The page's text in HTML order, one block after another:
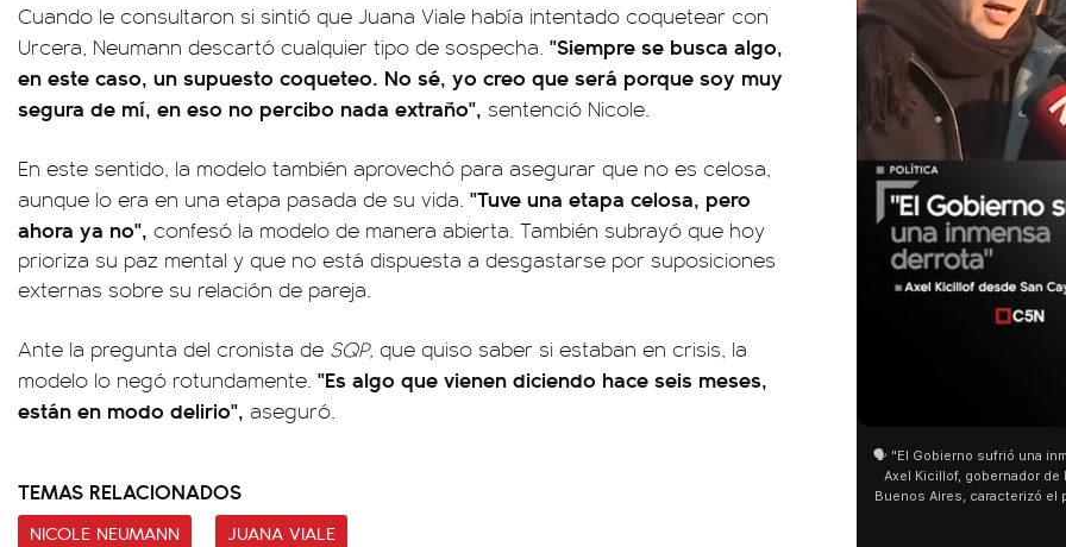
Cuando le consultaron si sintió que Juana Viale había intentado coquetear con
Urcera, Neumann descartó cualquier tipo de sospecha. "Siempre se busca algo,
en este caso, un supuesto coqueteo. No sé, yo creo que será porque soy muy
segura de mí, en eso no percibo nada extraño", sentenció Nicole.
En este sentido, la modelo también aprovechó para asegurar que no es celosa,
aunque lo era en una etapa pasada de su vida. "Tuve una etapa celosa, pero
ahora ya no", confesó la modelo de manera abierta. También subrayó que hoy
prioriza su paz mental y que no está dispuesta a desgastarse por suposiciones
externas sobre su relación de pareja.
Ante la pregunta del cronista de SQP, que quiso saber si estaban en crisis, la
modelo lo negó rotundamente. "Es algo que vienen diciendo hace seis meses,
están en modo delirio", aseguró.
TEMAS RELACIONADOS
NICOLE NEUMANN JUANA VIALE
San Cayetano: Jorge
miles de peregrinos en
de Buenos Aires destacó
agua y soportó las bajas